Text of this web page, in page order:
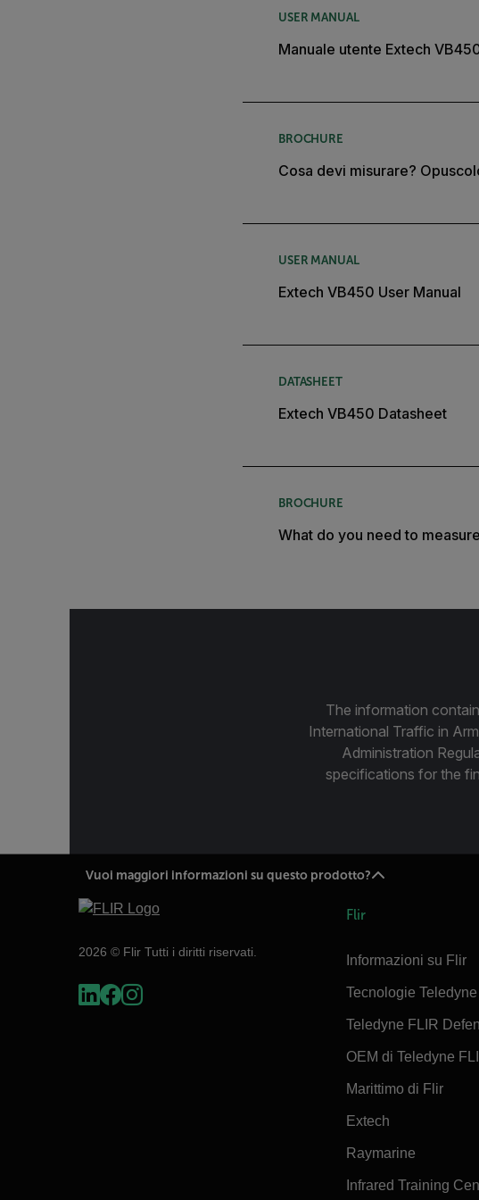
USER MANUAL
Manuale utente Extech
BROCHURE
Cosa devi misurare?
USER MANUAL
Extech VB450 User Manual
DATASHEET
Extech VB450 Datasheet
BROCHURE
What do you need to
The information
International Traffic in
Administration
specifications for the
Vuoi maggiori informazioni su questo prodotto?
2026 © Flir Tutti i diritti riservati.
Flir
Informazioni su Flir
Tecnologie Teledyne
Teledyne FLIR
OEM di Teledyne
Marittimo di Flir
Extech
Raymarine
Infrared Training